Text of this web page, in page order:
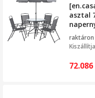
asztal
raktáron
Kiszállítja
72.086